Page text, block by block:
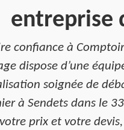
entreprise
confiance à
dispose d’une
soignée de
à Sendets dans le
prix et votre